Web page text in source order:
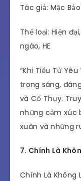
Tác giả: Mặc
Thể loại: Hiện
ngào, HE
“Khi Tiểu Tử
trong sáng,
và Cố Thụy.
những cảm xúc
xuân và những
7. Chính Là
Chính Là Không